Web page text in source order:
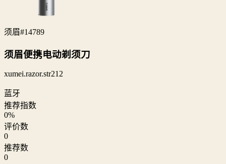
须眉#14789
须眉便携电动剃须刀
xumei.razor.str212
蓝牙
推荐指数
0%
评价数
0
推荐数
0